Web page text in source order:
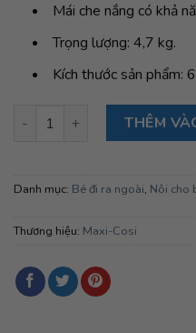
Mái che nắng có khả
Trọng lượng: 4,7 kg.
Kích thước sản
Nôi xách kiêm ghế ngồi ô
THÊM
Danh mục: Bé đi ra ngoài, Nôi cho
Thương hiệu: Maxi-Cosi